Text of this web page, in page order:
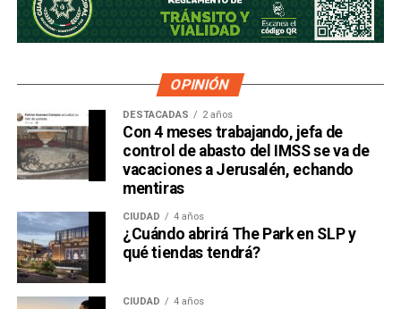
OPINIÓN
DESTACADAS 2 años
Con 4 meses trabajando, jefa de
control de abasto del IMSS se va de
vacaciones a Jerusalén, echando
mentiras
CIUDAD 4 años
¿Cuándo abrirá The Park en SLP y
qué tiendas tendrá?
CIUDAD 4 años